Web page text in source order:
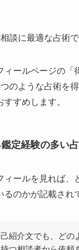
談に最適な占術で
ィールページの「
のような占術を
すめします。
定経験の多い
ィールを見れば、
るのかが記載され
紹介文でも、どの